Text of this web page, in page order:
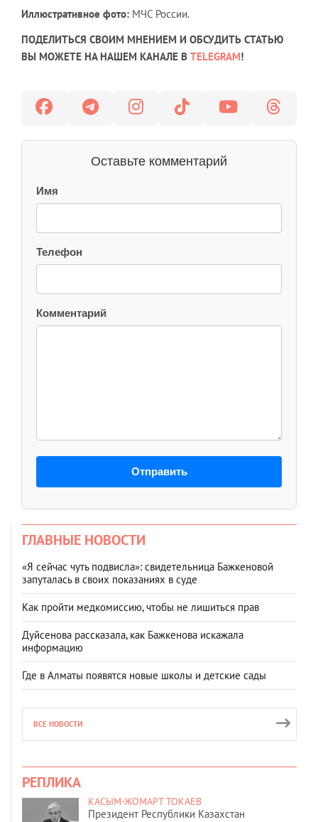
Иллюстративное фото: МЧС России.
ПОДЕЛИТЬСЯ СВОИМ МНЕНИЕМ И ОБСУДИТЬ СТАТЬЮ
ВЫ МОЖЕТЕ НА НАШЕМ КАНАЛЕ В TELEGRAM!
Оставьте комментарий
Имя
Телефон
Комментарий
Отправить
ГЛАВНЫЕ НОВОСТИ
«Я сейчас чуть подвисла»: свидетельница Бажкеновой
запуталась в своих показаниях в суде
Как пройти медкомиссию, чтобы не лишиться прав
Дуйсенова рассказала, как Бажкенова искажала
информацию
Где в Алматы появятся новые школы и детские сады
ВСЕ НОВОСТИ
РЕПЛИКА
КАСЫМ-ЖОМАРТ ТОКАЕВ
Президент Республики Казахстан